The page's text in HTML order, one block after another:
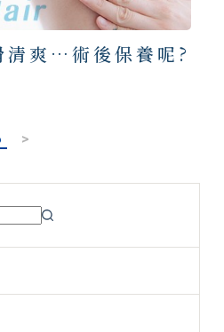
清爽…術後保養呢?
>